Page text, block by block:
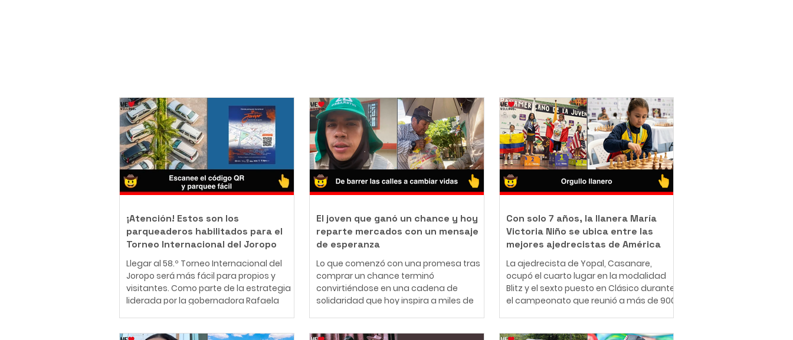
¡Atención! Estos son los
parqueaderos habilitados para el
Torneo Internacional del Joropo
Llegar al 58.º Torneo Internacional del
Joropo será más fácil para propios y
visitantes. Como parte de la estrategia
liderada por la gobernadora Rafaela
fiesta cultural del Llano, la Gobernación
El joven que ganó un chance y hoy
reparte mercados con un mensaje
de esperanza
Lo que comenzó con una promesa tras
comprar un chance terminó
convirtiéndose en una cadena de
solidaridad que hoy inspira a miles de
conocido como "Panita", combina su
Con solo 7 años, la llanera María
Victoria Niño se ubica entre las
mejores ajedrecistas de América
La ajedrecista de Yopal, Casanare,
ocupó el cuarto lugar en la modalidad
Blitz y el sexto puesto en Clásico durante
el campeonato que reunió a más de 900
Medellín fue el escenario del Festival